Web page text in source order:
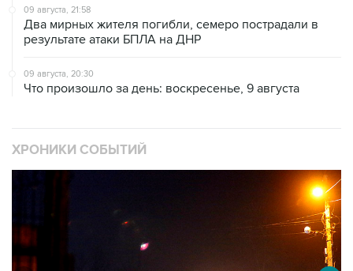
09 августа, 21:58
Два мирных жителя погибли, семеро пострадали в
результате атаки БПЛА на ДНР
09 августа, 20:30
Что произошло за день: воскресенье, 9 августа
ХРОНИКИ СОБЫТИЙ